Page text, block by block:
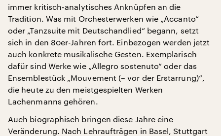
immer kritisch-analytisches Anknüpfen an die
Tradition. Was mit Orchesterwerken wie „Accanto“
oder „Tanzsuite mit Deutschandlied“ begann, setzt
sich in den 80er-Jahren fort. Einbezogen werden jetzt
auch konkrete musikalische Gesten. Exemplarisch
dafür sind Werke wie „Allegro sostenuto“ oder das
Ensemblestück „Mouvement (– vor der Erstarrung)“,
die heute zu den meistgespielten Werken
Lachenmanns gehören.
Auch biographisch bringen diese Jahre eine
Veränderung. Nach Lehraufträgen in Basel, Stuttgart